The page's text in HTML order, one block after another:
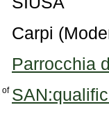
Carpi
Parrocchia
of